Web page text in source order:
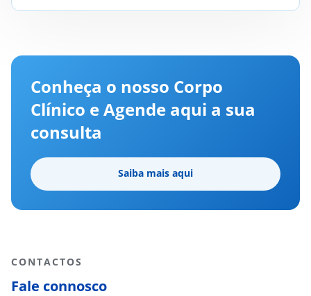
Conheça o nosso Corpo
Clínico e Agende aqui a sua
consulta
Saiba mais aqui
CONTACTOS
Fale connosco